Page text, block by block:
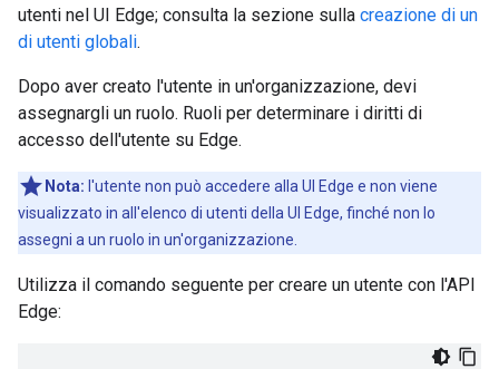
utenti nel UI Edge; consulta la sezione sulla creazione di un
di utenti globali.
Dopo aver creato l'utente in un'organizzazione, devi
assegnargli un ruolo. Ruoli per determinare i diritti di
accesso dell'utente su Edge.
Nota: l'utente non può accedere alla UI Edge e non viene
visualizzato in all'elenco di utenti della UI Edge, finché non lo
assegni a un ruolo in un'organizzazione.
Utilizza il comando seguente per creare un utente con l'API
Edge: